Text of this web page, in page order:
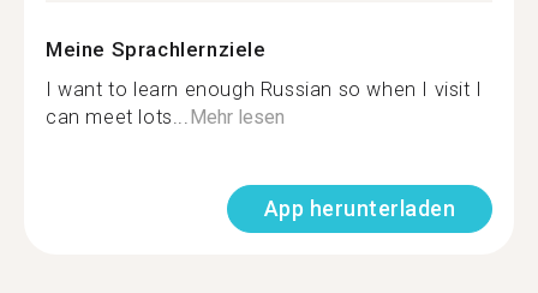
Meine Sprachlernziele
I want to learn enough Russian so when I visit I
can meet lots...Mehr lesen
App herunterladen